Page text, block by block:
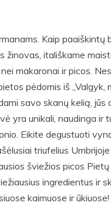
Kaip paaiškintų
žinovas, itališkame
makaronai ir picos.
pėdomis iš „Valgyk,
savo skanų kelią, jūs
yra unikali, naudinga ir
Eikite degustuoti
triufelius
šviežios picos Pietų
ingredientus ir
kaimuose ir ūkiuose!